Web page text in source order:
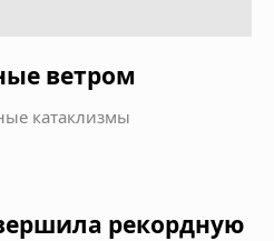
ветром
катаклизмы
рекордную